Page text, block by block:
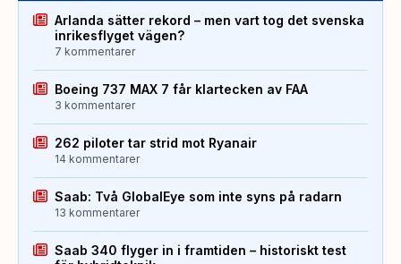
Arlanda sätter rekord – men vart tog det svenska
inrikesflyget vägen?
7 kommentarer
Boeing 737 MAX 7 får klartecken av FAA
3 kommentarer
262 piloter tar strid mot Ryanair
14 kommentarer
Saab: Två GlobalEye som inte syns på radarn
13 kommentarer
Saab 340 flyger in i framtiden – historiskt test